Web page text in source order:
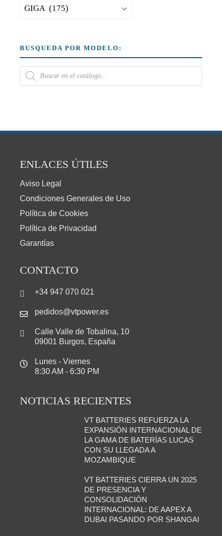
BUSQUEDA POR MODELO:
ENLACES ÚTILES
Aviso Legal
Condiciones Generales de Uso
Política de Cookies
Política de Privacidad
Garantías
CONTACTO
+34 947 070 021
pedidos@vtpower.es
Calle Valle de Tobalina, 10
09001 Burgos, España
Lunes - Viernes
8:30 AM - 6:30 PM
NOTICIAS RECIENTES
VT BATTERIES REFUERZA LA
EXPANSIÓN INTERNACIONAL DE
LA GAMA DE BATERÍAS LUCAS
CON SU LLEGADA A
MOZAMBIQUE
VT BATTERIES CIERRA UN 2025
DE PRESENCIA Y
CONSOLIDACIÓN
INTERNACIONAL: DE AAPEX A
DUBAI PASANDO POR SHANGAI